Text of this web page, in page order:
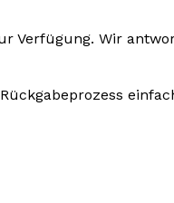
Verfügung. Wir